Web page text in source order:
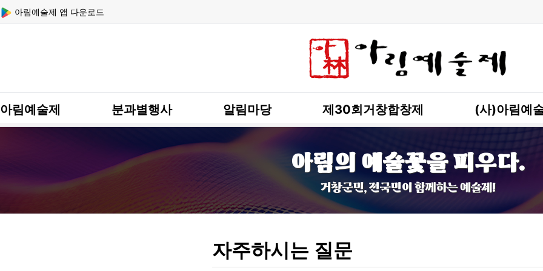
상단 네비
아림예술제 앱 다운로드
메인 메뉴
아림예술제 분과별행사 알림마당 제30회거창합창제 (사)아림예
아림의 예술꽃을 피우다.
거창군민, 전국민이 함께하는 예술제!
자주하시는 질문